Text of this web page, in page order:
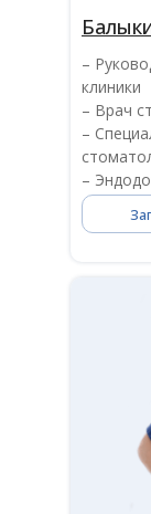
–
клиники
– Врач
–
–